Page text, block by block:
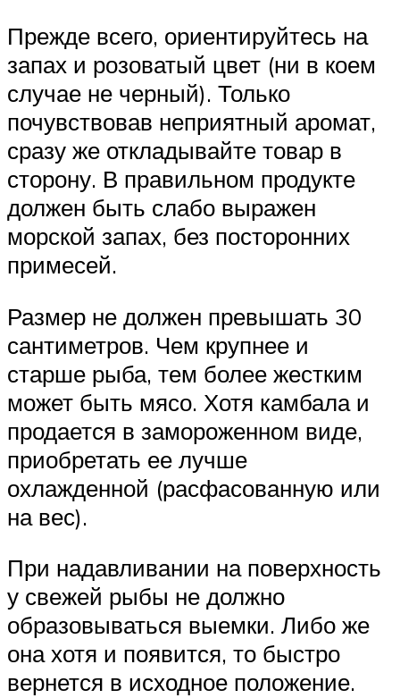
Прежде всего, ориентируйтесь на
запах и розоватый цвет (ни в коем
случае не черный). Только
почувствовав неприятный аромат,
сразу же откладывайте товар в
сторону. В правильном продукте
должен быть слабо выражен
морской запах, без посторонних
примесей.
Размер не должен превышать 30
сантиметров. Чем крупнее и
старше рыба, тем более жестким
может быть мясо. Хотя камбала и
продается в замороженном виде,
приобретать ее лучше
охлажденной (расфасованную или
на вес).
При надавливании на поверхность
у свежей рыбы не должно
образовываться выемки. Либо же
она хотя и появится, то быстро
вернется в исходное положение.